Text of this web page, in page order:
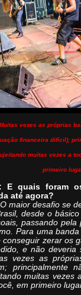
uitas vezes as próprias
financeira difícil);
muitas vezes a
primeiro
E quais foram
até agora?
O maior desafio se
desde o
passando
Para uma
conseguir zerar os
e não deveria
vezes as
principalmente
muitas vezes
em primeiro